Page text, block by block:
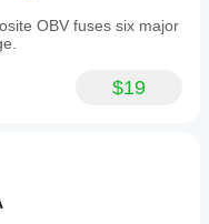
OBV fuses six major
$19